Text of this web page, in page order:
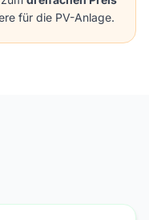
für die PV-Anlage.